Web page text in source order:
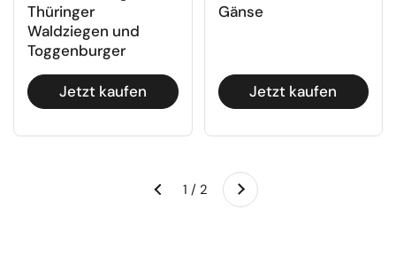
Thüringer
Waldziegen und
Toggenburger
Jetzt kaufen
Gänse
Jetzt kaufen
Zurück 1 / 2 Weiter